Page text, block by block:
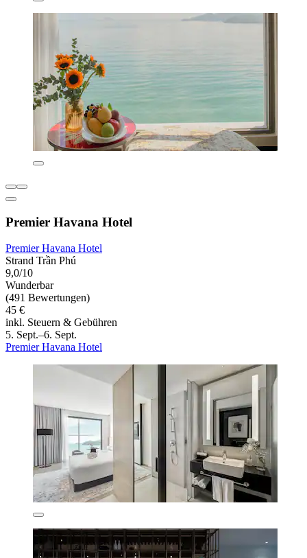
Premier Havana Hotel
Premier Havana Hotel
Strand Trần Phú
9,0/10
Wunderbar
(491 Bewertungen)
45 €
inkl. Steuern & Gebühren
5. Sept.–6. Sept.
Premier Havana Hotel